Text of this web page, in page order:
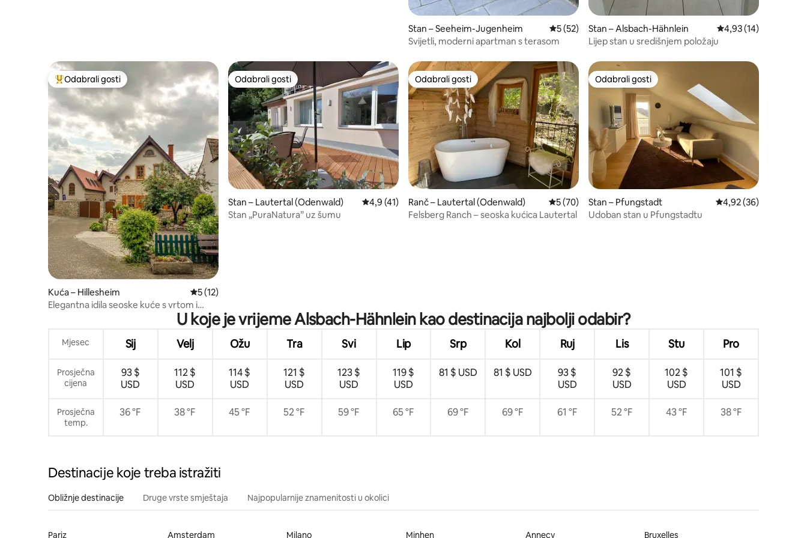
Stan – Seeheim-Jugenheim Prosječna ocjena: 5/5, recenzija: 52
5 (52)
Svijetli, moderni apartman s terasom
Stan – Alsbach-Hähnlein Prosječna ocjena:
4,93 (14)
Lijep stan u središnjem položaju
Među najviše rangiranima s oznakom „Odabrali gosti”
Odabrali gosti
Kuća – Hillesheim Prosječna ocjena: 5/5, recenzija: 12
5 (12)
Elegantna idila seoske kuće s vrtom i
Odabrali gosti
Odabrali gosti
Stan – Lautertal (Odenwald) Prosječna ocjena: 4,9/5, recenzija: 41
4,9 (41)
Stan „PuraNatura” uz šumu
Odabrali gosti
Odabrali gosti
Ranč – Lautertal (Odenwald) Prosječna ocjena: 5/5, recenzija: 70
5 (70)
Felsberg Ranch – seoska kućica Lautertal
Odabrali gosti
Odabrali gosti
Stan – Pfungstadt Prosječna ocjena:
4,92 (36)
Udoban stan u Pfungstadtu
U koje je vrijeme Alsbach-Hähnlein kao destinacija najbolji odabir?
Mjesec Sij Velj Ožu Tra Svi Lip Srp Kol Ruj Lis Stu Pro
Prosječna
cijena
93 $
USD
112 $
USD
114 $
USD
121 $
USD
123 $
USD
119 $
USD
81 $ USD 81 $ USD
93 $
USD
92 $
USD
102 $
USD
101 $
USD
Prosječna
temp.
36 °F 38 °F 45 °F 52 °F 59 °F 65 °F 69 °F 69 °F 61 °F 52 °F 43 °F 38 °F
Destinacije koje treba istražiti
Obližnje destinacije Druge vrste smještaja Najpopularnije znamenitosti u okolici
Pariz Amsterdam Milano Minhen Annecy Bruxelles